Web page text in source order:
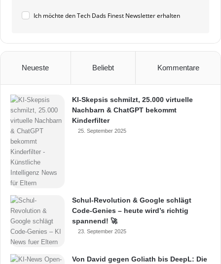
Ich möchte den Tech Dads Finest Newsletter erhalten
Neueste Beliebt Kommentare
KI-Skepsis schmilzt, 25.000 virtuelle
Nachbarn & ChatGPT bekommt
Kinderfilter
25. September 2025
Schul-Revolution & Google schlägt
Code-Genies – heute wird’s richtig
spannend! 🚀
23. September 2025
Von David gegen Goliath bis DeepL: Die